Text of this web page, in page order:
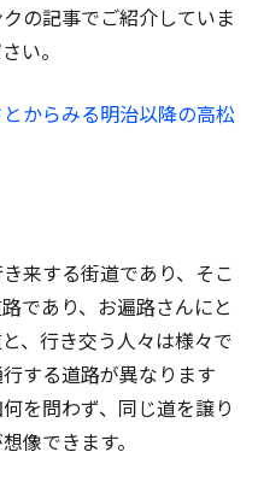
の記事でご紹介していま
い。
からみる明治以降の高松
来する街道であり、そこ
であり、お遍路さんにと
、行き交う人々は様々で
する道路が異なります
を問わず、同じ道を譲り
像できます。